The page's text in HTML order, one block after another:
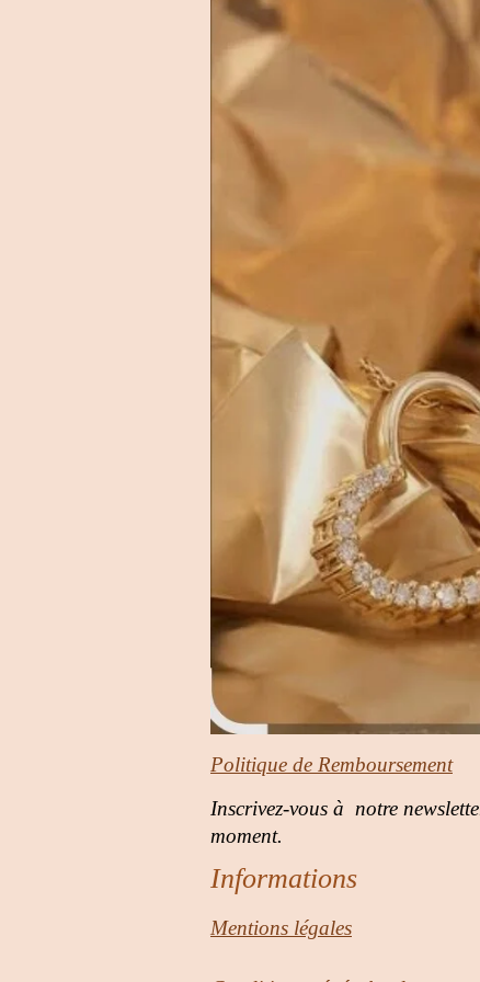
Politique de Remboursement
Inscrivez-vous à notre
moment.
Informations
Mentions légales